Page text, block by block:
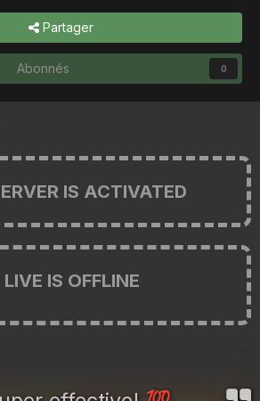
Partager
Abonnés 0
IS ACTIVATED
LIVE IS OFFLINE